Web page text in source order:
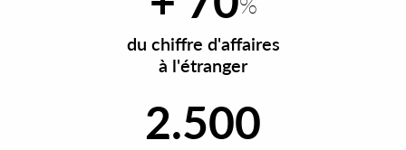
du chiffre d'affaires
à l'étranger
2.500